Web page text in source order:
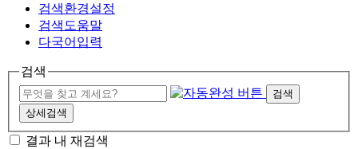
검색환경설정
검색도움말
다국어입력
검색
검색
상세검색
결과 내 재검색